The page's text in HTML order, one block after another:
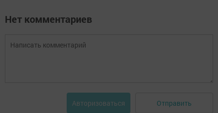
Нет комментариев
Авторизоваться Отправить